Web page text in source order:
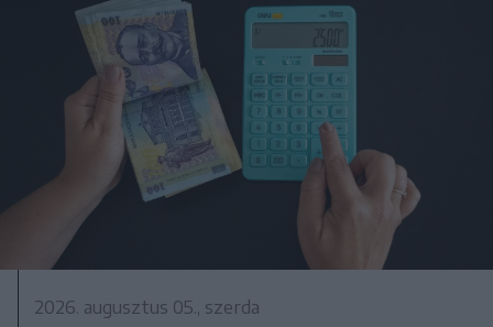
2026. augusztus 05., szerda